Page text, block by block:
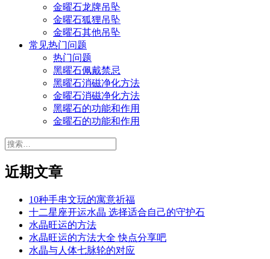
金曜石龙牌吊坠
金曜石狐狸吊坠
金曜石其他吊坠
常见热门问题
热门问题
黑曜石佩戴禁忌
黑曜石消磁净化方法
金曜石消磁净化方法
黑曜石的功能和作用
金曜石的功能和作用
搜
近期文章
10种手串文玩的寓意祈福
十二星座开运水晶 选择适合自己的守护石
水晶旺运的方法
水晶旺运的方法大全 快点分享吧
水晶与人体七脉轮的对应